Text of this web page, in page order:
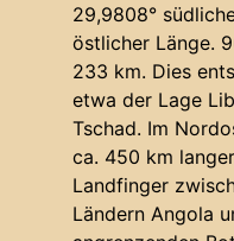
29,9808°
östlicher Länge.
233 km. Dies
etwa der Lage
Tschad. Im
ca. 450 km
Landfinger
Ländern Angola